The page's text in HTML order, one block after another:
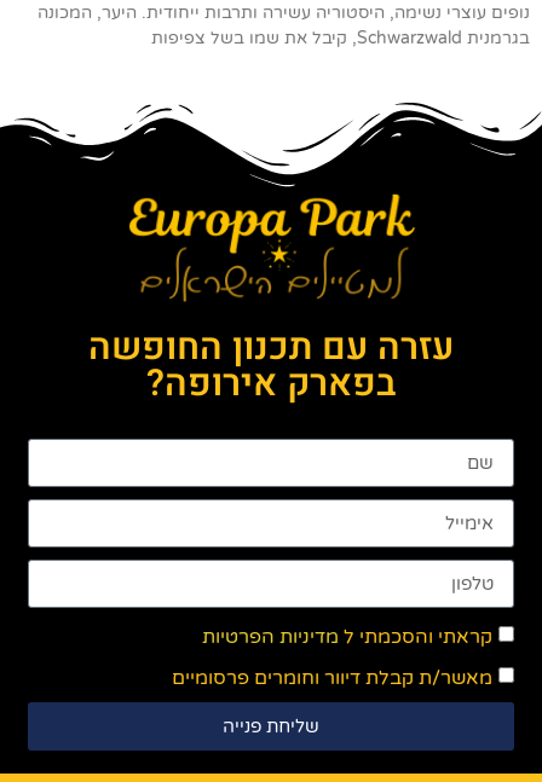
נופים עוצרי נשימה, היסטוריה עשירה ותרבות ייחודית. היער, המכונה
בגרמנית Schwarzwald, קיבל את שמו בשל צפיפות
עזרה עם תכנון החופשה
בפארק אירופה?
קראתי והסכמתי ל מדיניות הפרטיות
מאשר/ת קבלת דיוור וחומרים פרסומיים
שליחת פנייה